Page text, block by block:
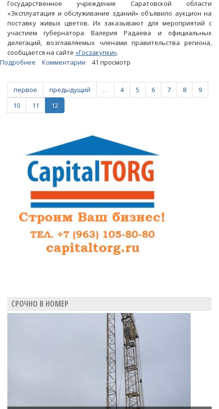
Государственное учреждение Саратовской области
«Эксплуатация и обслуживание зданий» объявило аукцион на
поставку живых цветов. Их заказывают для мероприятий с
участием губернатора Валерия Радаева и официальных
делегаций, возглавляемых членами правительства региона,
сообщается на сайте «Госзакупки».
Подробнее
потратит
на
вручение
цветов
рублей
Комментарии 41 просмотр
первое предыдущий … 4 5 6 7 8
9
10
11 12
СРОЧНО В НОМЕР